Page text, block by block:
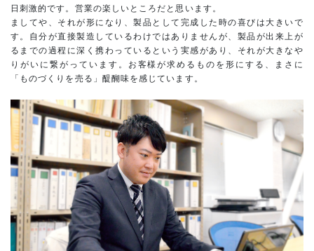
日刺激的です。営業の楽しいところだと思います。
ましてや、それが形になり、製品として完成した時の喜びは大きいで
す。自分が直接製造しているわけではありませんが、製品が出来上が
るまでの過程に深く携わっているという実感があり、それが大きなや
りがいに繋がっています。お客様が求めるものを形にする、まさに
「ものづくりを売る」醍醐味を感じています。